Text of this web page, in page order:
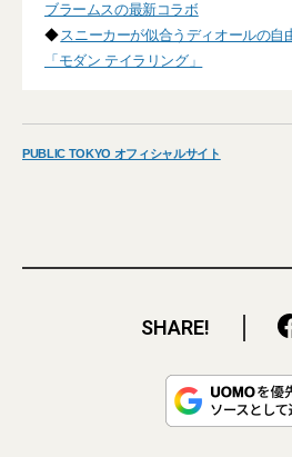
ブラームスの最新コラボ
◆スニーカーが似合うディオールの自
「モダン テイラリング」
PUBLIC TOKYO オフィシャルサイト
SHARE!